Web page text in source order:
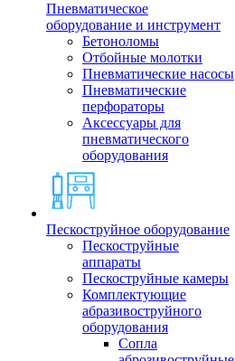
Пневматическое
оборудование и инструмент
Бетоноломы
Отбойные молотки
Пневматические насосы
Пневматические
перфораторы
Аксессуары для
пневматического
оборудования
Пескоструйное оборудование
Пескоструйные
аппараты
Пескоструйные камеры
Комплектующие
абразивоструйного
оборудования
Сопла